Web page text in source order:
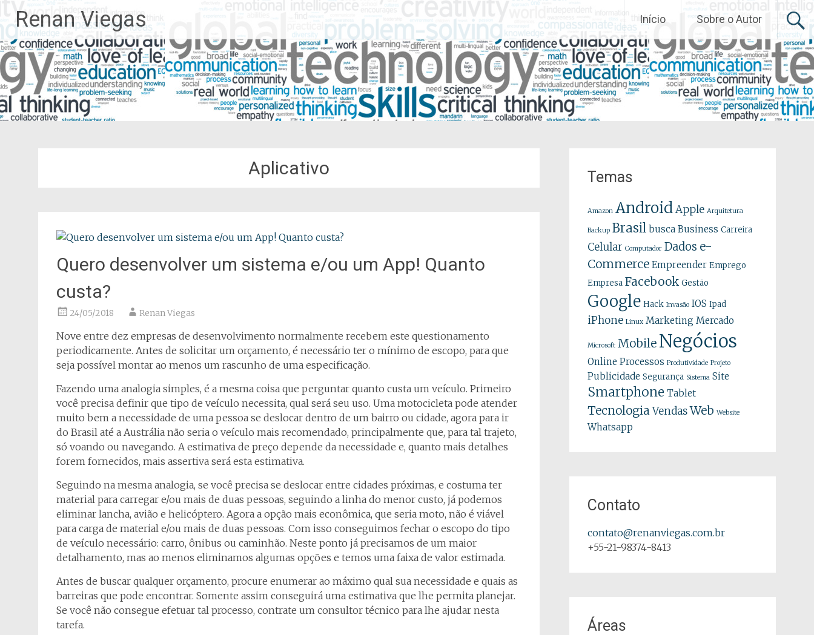
para
o
conteúdo
Renan Viegas Início Sobre o Autor
Aplicativo
Quero desenvolver um sistema e/ou um App! Quanto
custa?
24/05/2018 Renan Viegas
Nove entre dez empresas de desenvolvimento normalmente recebem este questionamento
periodicamente. Antes de solicitar um orçamento, é necessário ter o mínimo de escopo, para que
seja possível montar ao menos um rascunho de uma especificação.
Fazendo uma analogia simples, é a mesma coisa que perguntar quanto custa um veículo. Primeiro
você precisa definir que tipo de veículo necessita, qual será seu uso. Uma motocicleta pode atender
muito bem a necessidade de uma pessoa se deslocar dentro de um bairro ou cidade, agora para ir
do Brasil até a Austrália não seria o veículo mais recomendado, principalmente que, para tal trajeto,
só voando ou navegando. A estimativa de preço depende da necessidade e, quanto mais detalhes
forem fornecidos, mais assertiva será esta estimativa.
Seguindo na mesma analogia, se você precisa se deslocar entre cidades próximas, e costuma ter
material para carregar e/ou mais de duas pessoas, seguindo a linha do menor custo, já podemos
eliminar lancha, avião e helicóptero. Agora a opção mais econômica, que seria moto, não é viável
para carga de material e/ou mais de duas pessoas. Com isso conseguimos fechar o escopo do tipo
de veículo necessário: carro, ônibus ou caminhão. Neste ponto já precisamos de um maior
detalhamento, mas ao menos eliminamos algumas opções e temos uma faixa de valor estimada.
Antes de buscar qualquer orçamento, procure enumerar ao máximo qual sua necessidade e quais as
barreiras que pode encontrar. Somente assim conseguirá uma estimativa que lhe permita planejar.
Se você não consegue efetuar tal processo, contrate um consultor técnico para lhe ajudar nesta
tarefa.
Temas
Amazon AndroidApple Arquitetura
Backup Brasil busca Business Carreira
Celular Computador Dados e-
Commerce Empreender Emprego
Empresa Facebook Gestão
Google Hack Invasão IOS Ipad
iPhone Linux Marketing Mercado
Microsoft Mobile Negócios
Online Processos Produtividade Projeto
Publicidade Segurança Sistema Site
Smartphone Tablet
TecnologiaVendasWeb Website
Whatsapp
Contato
contato@renanviegas.com.br
+55-21-98374-8413
Áreas